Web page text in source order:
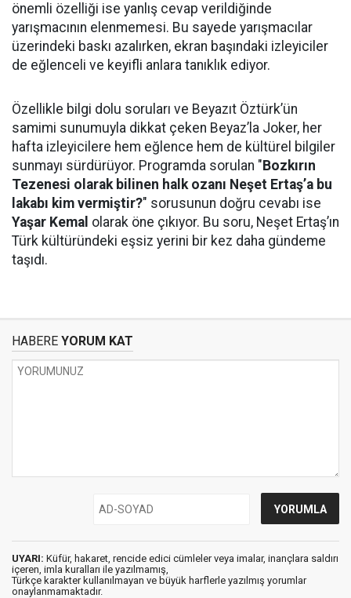
önemli özelliği ise yanlış cevap verildiğinde
yarışmacının elenmemesi. Bu sayede yarışmacılar
üzerindeki baskı azalırken, ekran başındaki izleyiciler
de eğlenceli ve keyifli anlara tanıklık ediyor.
Özellikle bilgi dolu soruları ve Beyazıt Öztürk’ün
samimi sunumuyla dikkat çeken Beyaz’la Joker, her
hafta izleyicilere hem eğlence hem de kültürel bilgiler
sunmayı sürdürüyor. Programda sorulan " Bozkırın
Tezenesi olarak bilinen halk ozanı Neşet Ertaş’a bu
lakabı kim vermiştir?" sorusunun doğru cevabı ise
Yaşar Kemal olarak öne çıkıyor. Bu soru, Neşet Ertaş’ın
Türk kültüründeki eşsiz yerini bir kez daha gündeme
taşıdı.
HABERE YORUM KAT
UYARI: Küfür, hakaret, rencide edici cümleler veya imalar, inançlara saldırı
içeren, imla kuralları ile yazılmamış,
Türkçe karakter kullanılmayan ve büyük harflerle yazılmış yorumlar
onaylanmamaktadır.